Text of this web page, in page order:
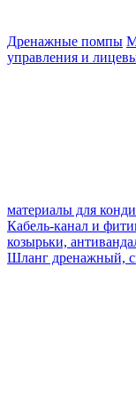
Дренажные помпы
управления и
материалы для
Кабель-канал и
козырьки,
Шланг дренажный,